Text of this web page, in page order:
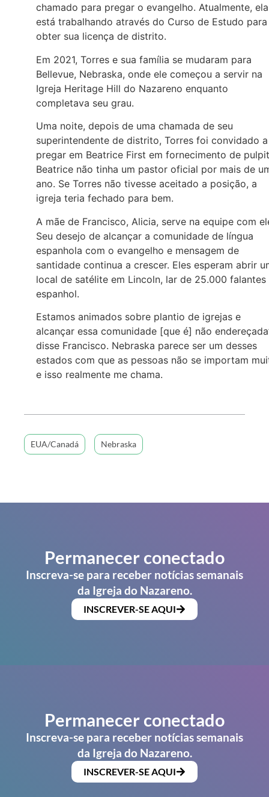
chamado para pregar o evangelho. Atualmente, ela
está trabalhando através do Curso de Estudo para
obter sua licença de distrito.
Em 2021, Torres e sua família se mudaram para
Bellevue, Nebraska, onde ele começou a servir na
Igreja Heritage Hill do Nazareno enquanto
completava seu grau.
Uma noite, depois de uma chamada de seu
superintendente de distrito, Torres foi convidado a
pregar em Beatrice First em fornecimento de
Beatrice não tinha um pastor oficial por mais de
ano. Se Torres não tivesse aceitado a posição, a
igreja teria fechado para bem.
A mãe de Francisco, Alicia, serve na equipe com
Seu desejo de alcançar a comunidade de língua
espanhola com o evangelho e mensagem de
santidade continua a crescer. Eles esperam abrir
local de satélite em Lincoln, lar de 25.000 falantes
espanhol.
Estamos animados sobre plantio de igrejas e
alcançar essa comunidade [que é] não
disse Francisco. Nebraska parece ser um desses
estados com que as pessoas não se importam
e isso realmente me chama.
EUA/Canadá Nebraska
Permanecer conectado
Inscreva-se para receber notícias semanais
da Igreja do Nazareno.
INSCREVER-SE AQUI
Permanecer conectado
Inscreva-se para receber notícias semanais
da Igreja do Nazareno.
INSCREVER-SE AQUI